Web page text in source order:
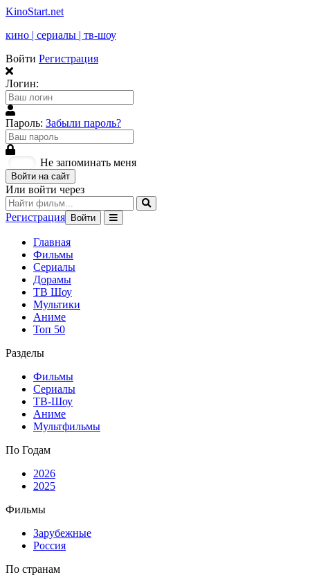
KinoStart.net
кино | сериалы | тв-шоу
Войти Регистрация
Логин:
Пароль: Забыли пароль?
Не запоминать меня
Войти на сайт
Или войти через
Регистрация Войти
Главная
Фильмы
Сериалы
Дорамы
ТВ Шоу
Мультики
Аниме
Топ 50
Разделы
Фильмы
Сериалы
ТВ-Шоу
Аниме
Мультфильмы
По Годам
2026
2025
Фильмы
Зарубежные
Россия
По странам